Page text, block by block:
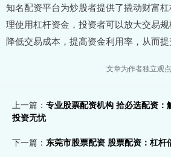
知名配资平台为炒股者提供了撬动财富
理使用杠杆资金，投资者可以放大交易
降低交易成本，提高资金利用率，从而提
文章为作者独立观
上一篇： 专业股票配资机构 拾必选配资：
投资无忧
下一篇： 东莞市股票配资 股票配资：杠杆